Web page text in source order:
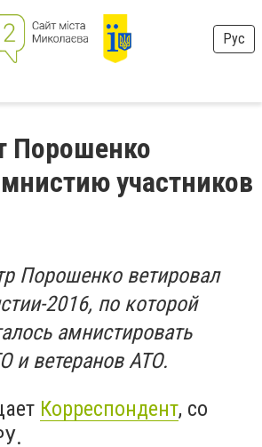
Рус
Порошенко
участников
Порошенко ветировал
2016, по которой
амнистировать
и ветеранов АТО.
Корреспондент, со